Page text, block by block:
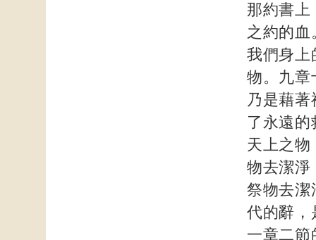
那約書上
之約的
我們身上
物。九章
乃是藉
了永遠
天上之物
物去潔淨
祭物去潔
代的辭，
一章二節